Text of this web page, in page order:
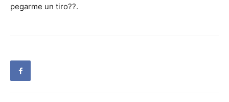
pegarme un tiro??.